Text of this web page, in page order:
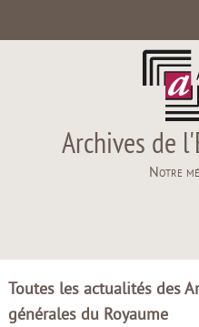
Archives de
Notre
Toutes les actualités des
générales du Royaume